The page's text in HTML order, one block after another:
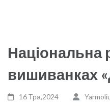
Національна
вишиванках
16 Тра,2024